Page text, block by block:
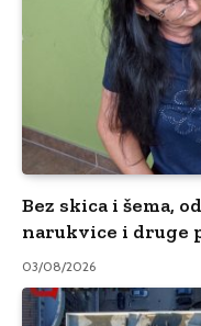
Bez skica i šema,
narukvice i druge
03/08/2026